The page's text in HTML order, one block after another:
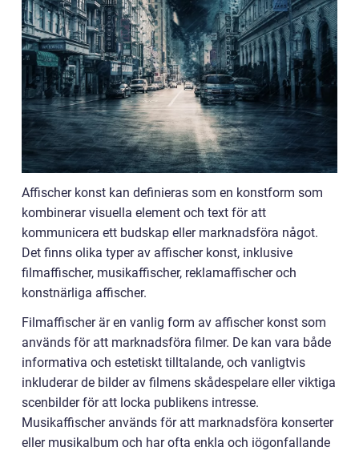
Affischer konst kan definieras som en konstform som
kombinerar visuella element och text för att
kommunicera ett budskap eller marknadsföra något.
Det finns olika typer av affischer konst, inklusive
filmaffischer, musikaffischer, reklamaffischer och
konstnärliga affischer.
Filmaffischer är en vanlig form av affischer konst som
används för att marknadsföra filmer. De kan vara både
informativa och estetiskt tilltalande, och vanligtvis
inkluderar de bilder av filmens skådespelare eller viktiga
scenbilder för att locka publikens intresse.
Musikaffischer används för att marknadsföra konserter
eller musikalbum och har ofta enkla och iögonfallande